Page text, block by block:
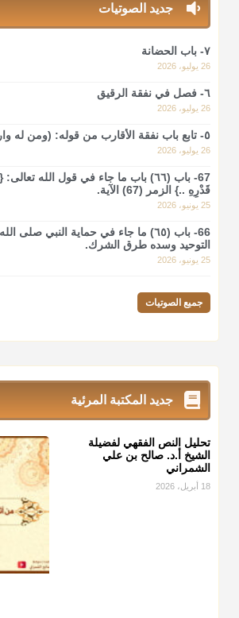
جديد الصوتيات
٧- باب الحضانة
26 يوليو، 2026
٦- فصل في نفقة الرقيق
26 يوليو، 2026
٥- تابع باب نفقة الأقارب من قوله: (ومن له وارث غير أب).
26 يوليو، 2026
67- باب (٦٦) باب ما جاء في قول الله
قَدْرِهِ ..} الزمر (67) الآية.
25 يونيو، 2026
66- باب (٦٥) ما جاء في حماية النبي
التوحيد وسده طرق الشرك.
25 يونيو، 2026
جميع الصوتيات
جديد المكتبة المرئية
تحليل النص الفقهي لفضيلة
الشيخ أ.د. صالح بن علي
الشمراني
18 أبريل، 2026